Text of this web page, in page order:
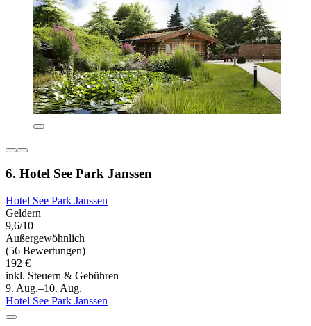
6. Hotel See Park Janssen
Hotel See Park Janssen
Geldern
9,6/10
Außergewöhnlich
(56 Bewertungen)
192 €
inkl. Steuern & Gebühren
9. Aug.–10. Aug.
Hotel See Park Janssen